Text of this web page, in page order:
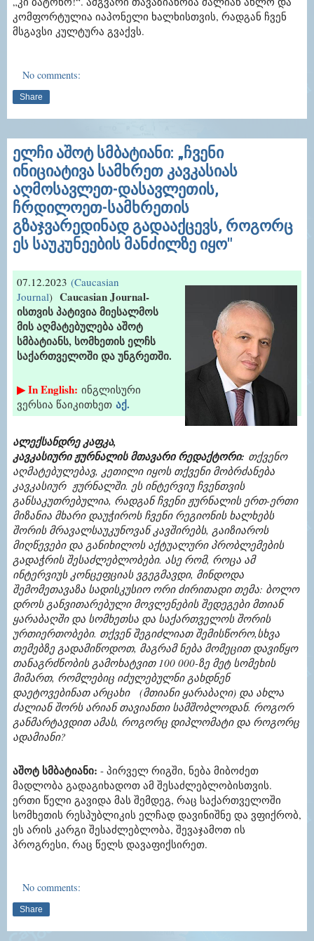
კომფორტულია იაპონელი ხალხისთვის, რადგან ჩვენ
მსგავსი კულტურა გვაქვს.
No comments:
Share
ელჩი აშოტ სმბატიანი: „ჩვენი
ინიციატივა სამხრეთ კავკასიას
აღმოსავლეთ-დასავლეთის,
ჩრდილოეთ-სამხრეთის
გზაჯვარედინად გადააქცევს, როგორც
ეს საუკუნეების მანძილზე იყო"
07.12.2023 (Caucasian
Journal) Caucasian Journal-
ისთვის პატივია მიესალმოს
მის აღმატებულება აშოტ
სმბატიანს, სომხეთის ელჩს
საქართველოში და უნგრეთში.
▶ In English: ინგლისური
ვერსია წაიკითხეთ აქ.
ალექსანდრე კაფკა,
კავკასიური ჟურნალის მთავარი რედაქტორი: თქვენო
აღმატებულებავ, კეთილი იყოს თქვენი მობრძანება
კავკასიურ ჟურნალში. ეს ინტერვიუ ჩვენთვის
განსაკუთრებულია, რადგან ჩვენი ჟურნალის ერთ-ერთი
მიზანია მხარი დაუჭიროს ჩვენი რეგიონის ხალხებს
შორის მრავალსაუკუნოვან კავშირებს, გაიზიაროს
მიღწევები და განიხილოს აქტუალური პრობლემების
გადაჭრის შესაძლებლობები. ასე რომ, როცა ამ
ინტერვიუს კონცეფციას ვგეგმავდი, მინდოდა
შემომეთავაზა სადისკუსიო ორი ძირითადი თემა: ბოლო
დროს განვითარებული მოვლენების შედეგები მთიან
ყარაბაღში და სომხეთსა და საქართველოს შორის
ურთიერთობები. თქვენ შეგიძლიათ შემისწორო,სხვა
თემებზე გადამიწოდოთ, მაგრამ ნება მომეცით დავიწყო
თანაგრძნობის გამოხატვით 100 000-ზე მეტ სომეხის
მიმართ, რომლებიც იძულებულნი გახდნენ
დაეტოვებინათ არცახი (მთიანი ყარაბაღი) და ახლა
ძალიან შორს არიან თავიანთი სამშობლოდან. როგორ
განმარტავდით ამას, როგორც დიპლომატი და როგორც
ადამიანი?
აშოტ სმბატიანი: - პირველ რიგში, ნება მიბოძეთ
მადლობა გადაგიხადოთ ამ შესაძლებლობისთვის.
ერთი წელი გავიდა მას შემდეგ, რაც საქართველოში
სომხეთის რესპუბლიკის ელჩად დავინიშნე და ვფიქრობ,
ეს არის კარგი შესაძლებლობა, შევაჯამოთ ის
პროგრესი, რაც წელს დავაფიქსირეთ.
No comments:
Share